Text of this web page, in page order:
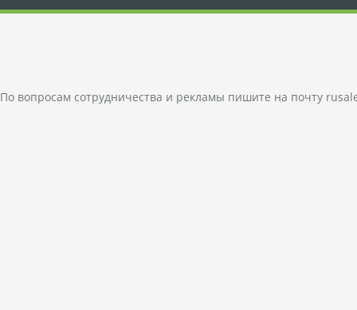
По вопросам сотрудничества и рекламы пишите на почту